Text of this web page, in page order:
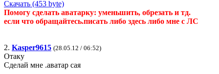
Скачать (453 byte)
Помогу сделать аватарку: уменьшить, обрезать и тд.
если что обращайтесь.писать либо здесь либо мне с ЛС
2. Kasper9615 (28.05.12 / 06:52)
Отаку
Сделай мне .аватар сая